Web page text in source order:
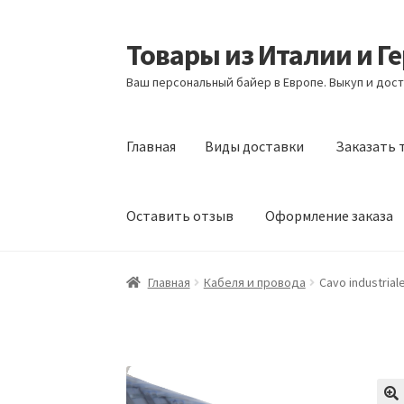
Перейти
к
навигации
Перейти
к
содержимому
Товары из Италии и
Ваш персональный байер в Европе. Выкуп и
Главная Виды доставки Заказать
Оставить отзыв Оформление заказа
Главная Виды доставки Заказать товары
Главная Кабеля и провода Cavo